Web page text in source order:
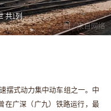
图 / 来自网络
共1列
摆式动力集中动车组之一。中
在广深（广九）铁路运行，最